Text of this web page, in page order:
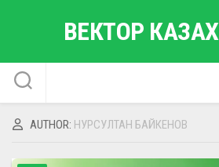
ВЕКТОР
AUTHOR: НУРСУЛТАН БАЙКЕНОВ